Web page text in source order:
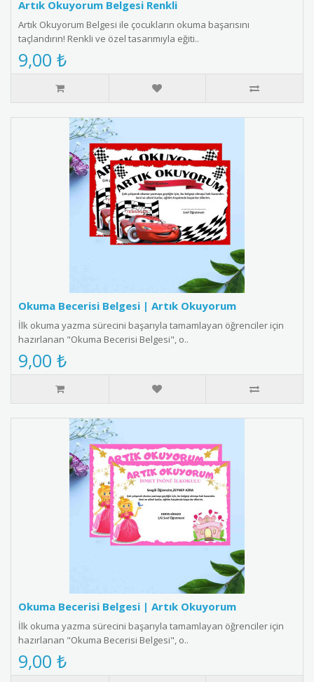
Artık Okuyorum Belgesi Renkli
Artık Okuyorum Belgesi ile çocukların okuma başarısını
taçlandırın! Renkli ve özel tasarımıyla eğiti..
9,00 ₺
Okuma Becerisi Belgesi | Artık Okuyorum
İlk okuma yazma sürecini başarıyla tamamlayan öğrenciler için
hazırlanan "Okuma Becerisi Belgesi", o..
9,00 ₺
Okuma Becerisi Belgesi | Artık Okuyorum
İlk okuma yazma sürecini başarıyla tamamlayan öğrenciler için
hazırlanan "Okuma Becerisi Belgesi", o..
9,00 ₺